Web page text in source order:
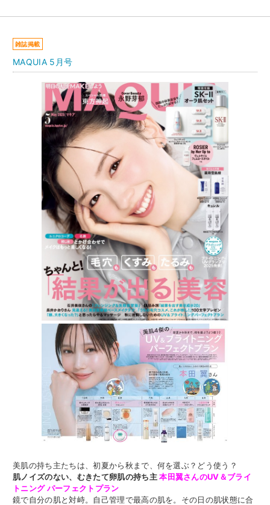
雑誌掲載
MAQUIA 5月号
美肌の持ち主たちは、初夏から秋まで、何を選ぶ？どう使う？
肌ノイズのない、むきたて卵肌の持ち主本田翼さんのUV＆ブライ
トニング パーフェクトプラン
鏡で自分の肌と対峙。自己管理で最高の肌を。その日の肌状態に合